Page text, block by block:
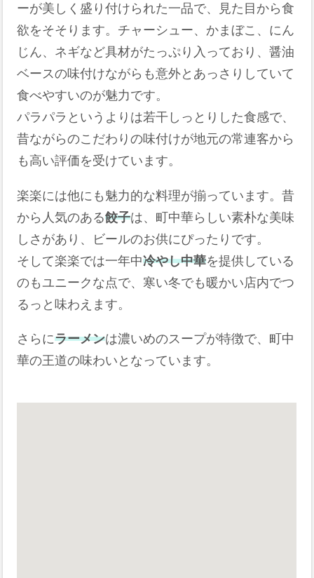
ーが美しく盛り付けられた一品で、見た目から食
欲をそそります。チャーシュー、かまぼこ、にん
じん、ネギなど具材がたっぷり入っており、醤油
ベースの味付けながらも意外とあっさりしていて
食べやすいのが魅力です。
パラパラというよりは若干しっとりした食感で、
昔ながらのこだわりの味付けが地元の常連客から
も高い評価を受けています。
楽楽には他にも魅力的な料理が揃っています。昔
から人気のある餃子は、町中華らしい素朴な美味
しさがあり、ビールのお供にぴったりです。
そして楽楽では一年中冷やし中華を提供している
のもユニークな点で、寒い冬でも暖かい店内でつ
るっと味わえます。
さらにラーメンは濃いめのスープが特徴で、町中
華の王道の味わいとなっています。